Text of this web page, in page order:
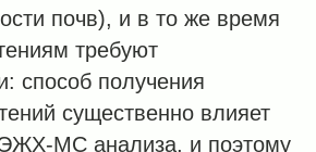
почв), и в то же время
требуют
способ получения
существенно влияет
МС анализа, и поэтому